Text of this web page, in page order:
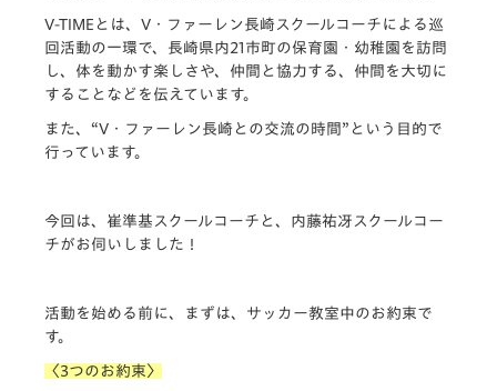
V-TIME とは、V・ファーレン長崎スクールコーチによる巡
回活動の一環で、長崎県内21 市町の保育園・幼稚園を訪問
し、体を動かす楽しさや、仲間と協力する、仲間を大切に
することなどを伝えています。
また、“V・ファーレン長崎との交流の時間”という目的で
行っています。
今回は、崔準基スクールコーチと、内藤祐冴スクールコー
チがお伺いしました！
活動を始める前に、まずは、 サッカー教室中の お約束で
す。
〈3つのお約束〉